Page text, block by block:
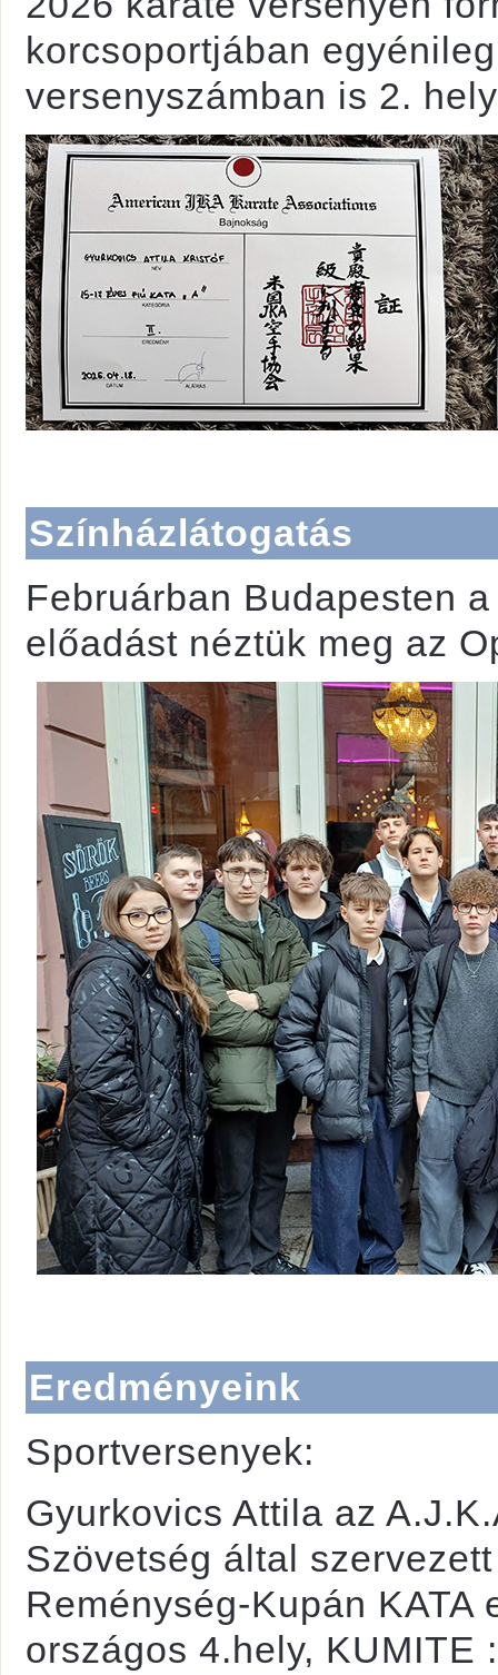
korcsoportjában
versenyszámban is 2.
Színházlátogatás
Februárban Budapesten
előadást néztük meg az
Eredményeink
Sportversenyek:
Gyurkovics Attila az
Szövetség által
Reménység-Kupán
országos 4.hely, KUMITE